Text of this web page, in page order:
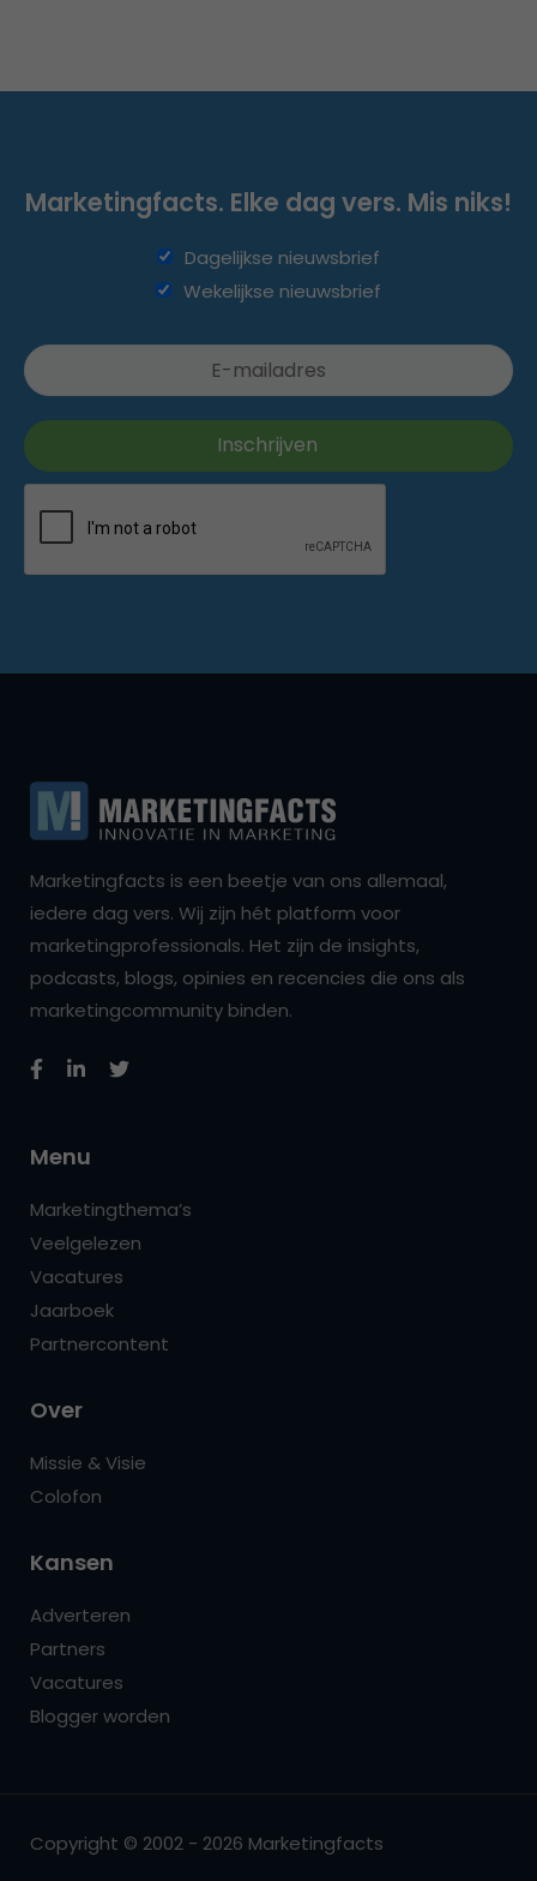
Marketingfacts. Elke dag vers. Mis niks!
Dagelijkse nieuwsbrief
Wekelijkse nieuwsbrief
Marketingfacts is een beetje van ons allemaal,
iedere dag vers. Wij zijn hét platform voor
marketingprofessionals. Het zijn de insights,
podcasts, blogs, opinies en recencies die ons als
marketingcommunity binden.
Menu
Marketingthema’s
Veelgelezen
Vacatures
Jaarboek
Partnercontent
Over
Missie & Visie
Colofon
Kansen
Adverteren
Partners
Vacatures
Blogger worden
Copyright © 2002 - 2026 Marketingfacts